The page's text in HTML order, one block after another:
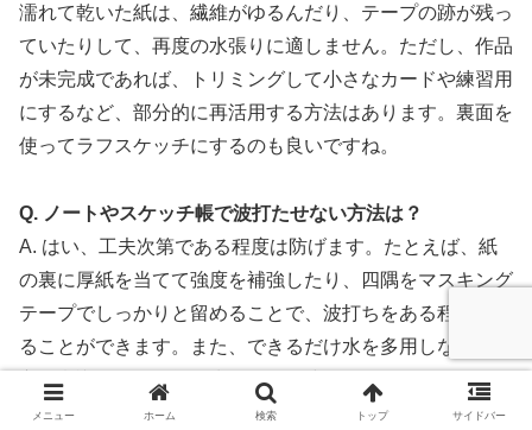
濡れて乾いた紙は、繊維がゆるんだり、テープの跡が残っ
ていたりして、再度の水張りに適しません。ただし、作品
が未完成であれば、トリミングして小さなカードや練習用
にするなど、部分的に再活用する方法はあります。裏面を
使ってラフスケッチにするのも良いですね。
Q. ノートやスケッチ帳で波打たせない方法は？
A. はい、工夫次第である程度は防げます。たとえば、紙
の裏に厚紙を当てて強度を補強したり、四隅をマスキング
テープでしっかりと留めることで、波打ちをある程度抑え
ることができます。また、できるだけ水を多用しない塗り
方を意識したり、筆の水分を軽く絞ってから使うことで、
水の吸収をコントロールするのも効果的です。ノートタイ
メニュー ホーム 検索 トップ サイドバー